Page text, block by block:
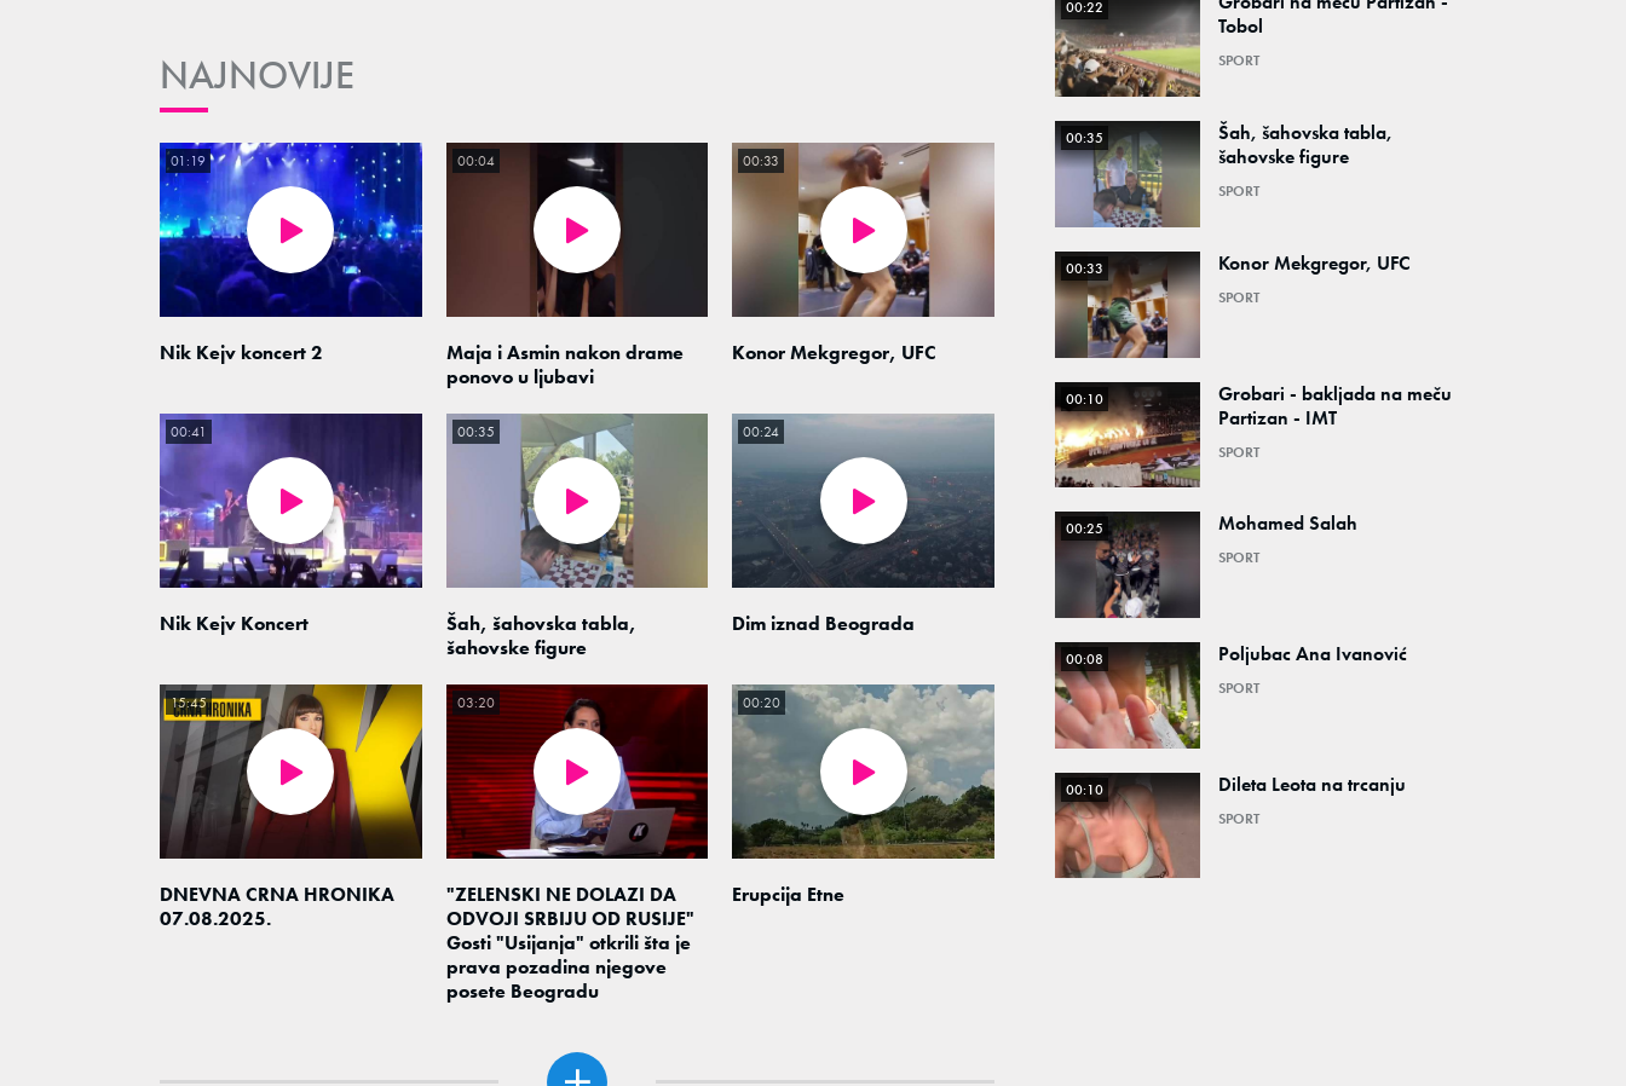
NAJNOVIJE
Nik Kejv koncert 2
01:19
Maja i Asmin nakon drame
ponovo u ljubavi
00:04
Konor Mekgregor, UFC
00:33
Nik Kejv Koncert
00:41
Šah, šahovska tabla,
šahovske figure
00:35
Dim iznad Beograda
00:24
DNEVNA CRNA HRONIKA
07.08.2025.
15:45
"ZELENSKI NE DOLAZI DA
ODVOJI SRBIJU OD RUSIJE"
Gosti "Usijanja" otkrili šta je
prava pozadina njegove
posete Beogradu
03:20
Erupcija Etne
00:20
00:22
Tobol
SPORT
00:35
Šah, šahovska tabla,
šahovske figure
SPORT
00:33 Konor Mekgregor, UFC
SPORT
00:10
Grobari - bakljada na meču
Partizan - IMT
SPORT
00:25 Mohamed Salah
SPORT
00:08 Poljubac Ana Ivanović
SPORT
00:10 Dileta Leota na trcanju
SPORT